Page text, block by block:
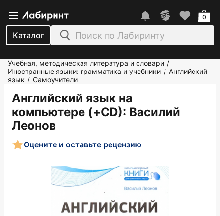
Каталог
0
Учебная, методическая литература и словари /
Иностранные языки: грамматика и учебники / Английский
язык / Самоучители
Английский язык на
компьютере (+CD): Василий
Леонов
Оцените и оставьте рецензию